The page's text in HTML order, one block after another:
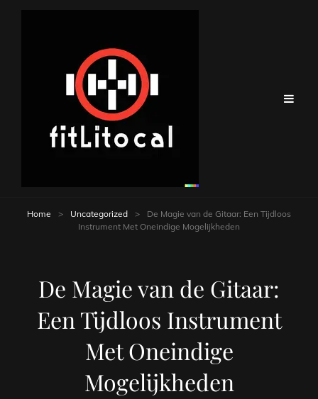
Home > Uncategorized >
De Magie van de Gitaar: Een Tijdloos
Instrument Met Oneindige Mogelijkheden
De Magie van de Gitaar:
Een Tijdloos Instrument
Met Oneindige
Mogelijkheden